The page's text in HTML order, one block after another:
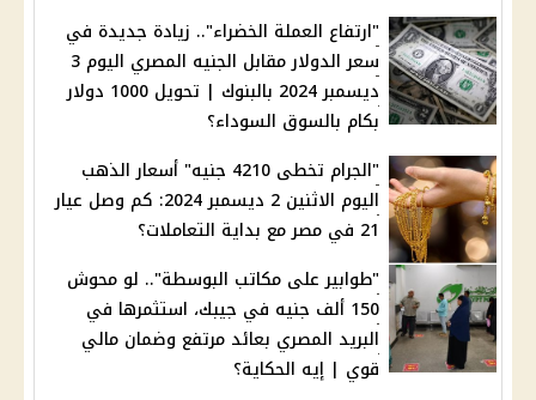
"ارتفاع العملة الخضراء".. زيادة جديدة في
سعر الدولار مقابل الجنيه المصري اليوم 3
ديسمبر 2024 بالبنوك | تحويل 1000 دولار
بكام بالسوق السوداء؟
"الجرام تخطى 4210 جنيه" أسعار الذهب
اليوم الاثنين 2 ديسمبر 2024: كم وصل عيار
21 في مصر مع بداية التعاملات؟
"طوابير على مكاتب البوسطة".. لو محوش
150 ألف جنيه في جيبك، استثمرها في
البريد المصري بعائد مرتفع وضمان مالي
قوي | إيه الحكاية؟